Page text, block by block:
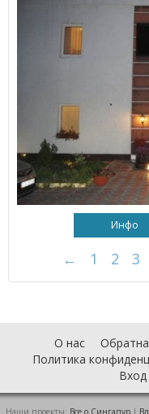
Инфо
← 1 2 3
О нас
Политика
Вход
Наши проекты: Все о Cингапур |